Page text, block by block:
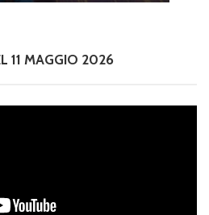
11 MAGGIO 2026